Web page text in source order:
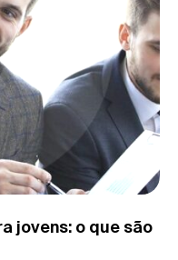
jovens: o que são